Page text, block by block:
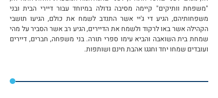
"משפחת וותיקים" קיימה מסיבה גדולה במיוחד עבור דיירי הבית ובני
משפחותיהם, הגיע די ג'יי אשר התנדב לשמח את כולם, הגיעו תושבי
הקהילה אשר באו לרקוד ולשמח את הדיירים, הגיע רב אשר הסביר על מהי
שמחת בית השואבה והביא עימו ספרי תורה. בני משפחה, חברים, דיירים
ועובדים שמחו יחד וחגגו אהבת חינם ושותפות.